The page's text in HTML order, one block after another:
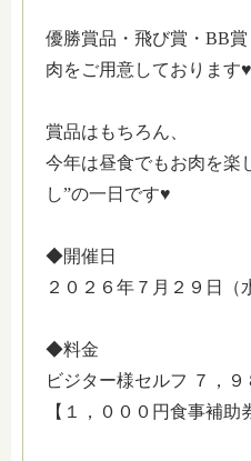
優勝賞品・飛び賞・BB
肉をご用意しております♥
賞品はもちろん、
今年は昼食でもお肉を楽
し”の一日です♥
◆開催日
２０２６年７月２９日（
◆料金
ビジター様セルフ ７，９
【１，０００円食事補助